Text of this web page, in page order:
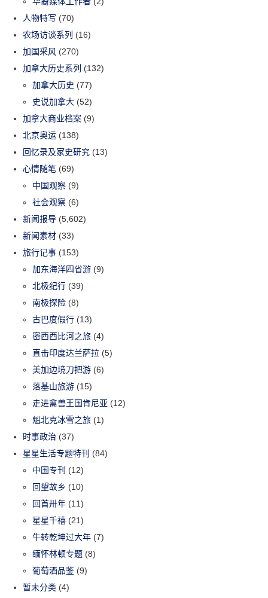
人物特写 (70)
农场访谈系列 (16)
加国采风 (270)
加拿大历史系列 (132)
加拿大历史 (77)
史说加拿大 (52)
加拿大商业档案 (9)
北京奥运 (138)
回忆录及家史研究 (13)
心情随笔 (69)
中国观察 (9)
社会观察 (6)
新闻报导 (5,602)
新闻素材 (33)
旅行记事 (153)
加东海洋四省游 (9)
北极纪行 (39)
南极探险 (8)
古巴度假行 (13)
密西西比河之旅 (4)
直击印度达兰萨拉 (5)
美加边境刀把游 (6)
落基山旅游 (15)
走进禽兽王国肯尼亚 (12)
魁北克冰雪之旅 (1)
时事政治 (37)
星星生活专题特刊 (84)
中国专刊 (12)
回望故乡 (10)
回首卅年 (11)
星星千禧 (21)
牛转乾坤过大年 (7)
缅怀林顿专题 (8)
葡萄酒品鉴 (9)
暂未分类 (4)